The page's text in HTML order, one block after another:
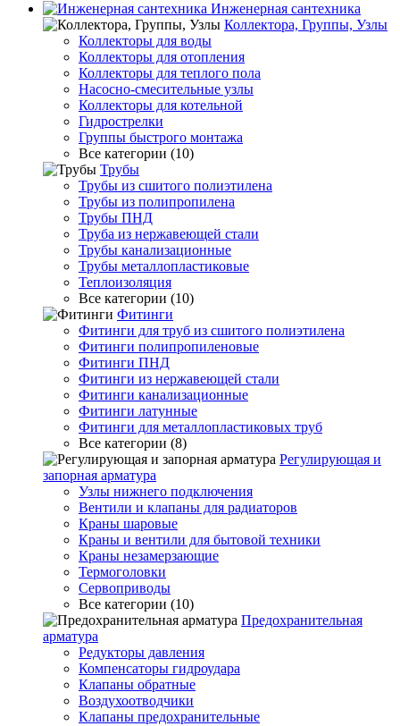
Инженерная сантехника
Коллектора, Группы, Узлы
Коллекторы для воды
Коллекторы для отопления
Коллекторы для теплого пола
Насосно-смесительные узлы
Коллекторы для котельной
Гидрострелки
Группы быстрого монтажа
Все категории (10)
Трубы
Трубы из сшитого полиэтилена
Трубы из полипропилена
Трубы ПНД
Труба из нержавеющей стали
Трубы канализационные
Трубы металлопластиковые
Теплоизоляция
Все категории (10)
Фитинги
Фитинги для труб из сшитого полиэтилена
Фитинги полипропиленовые
Фитинги ПНД
Фитинги из нержавеющей стали
Фитинги канализационные
Фитинги латунные
Фитинги для металлопластиковых труб
Все категории (8)
Регулирующая и
запорная арматура
Узлы нижнего подключения
Вентили и клапаны для радиаторов
Краны шаровые
Краны и вентили для бытовой техники
Краны незамерзающие
Термоголовки
Сервоприводы
Все категории (10)
Предохранительная
арматура
Редукторы давления
Компенсаторы гидроудара
Клапаны обратные
Воздухоотводчики
Клапаны предохранительные